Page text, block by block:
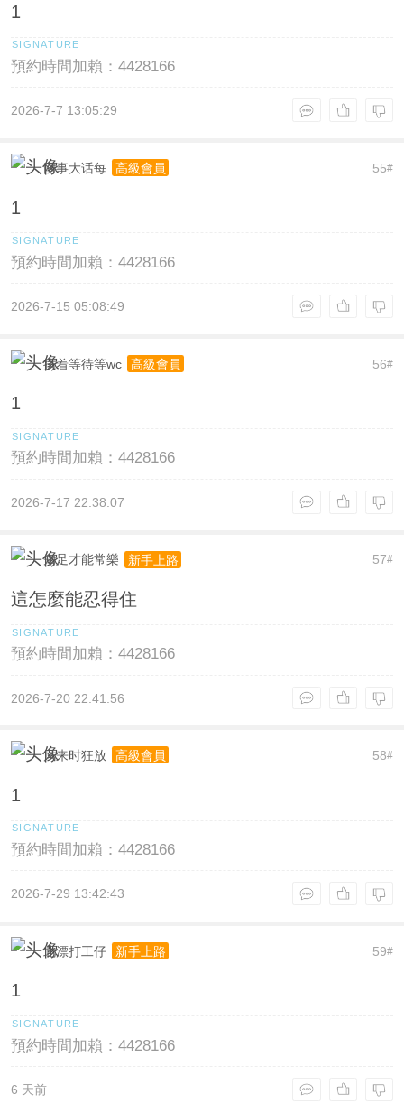
1
預約時間加賴：4428166
2026-7-7 13:05:29
55#
网事大话每 高級會員
1
預約時間加賴：4428166
2026-7-15 05:08:49
56#
执着等待等wc 高級會員
1
預約時間加賴：4428166
2026-7-17 22:38:07
57#
知足才能常樂 新手上路
這怎麼能忍得住
預約時間加賴：4428166
2026-7-20 22:41:56
58#
风来时狂放 高級會員
1
預約時間加賴：4428166
2026-7-29 13:42:43
59#
北漂打工仔 新手上路
1
預約時間加賴：4428166
6 天前